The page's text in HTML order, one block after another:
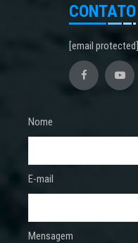
CONTATO
[email protected]
Nome
E-mail
Mensagem